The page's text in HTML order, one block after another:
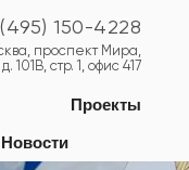
150-4228
Новости
Проекты
проспект Мира,
д. 101В, стр. 1, офис 417